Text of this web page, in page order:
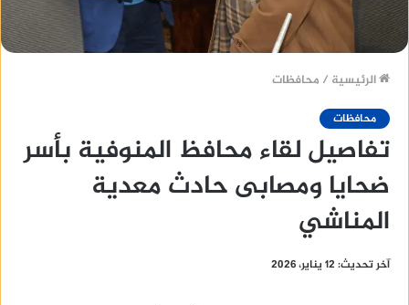
الرئيسية / محافظات
محافظات
تفاصيل لقاء محافظ المنوفية بأسر
ضحايا ومصابى حادث معدية
المناشي
آخر تحديث: 12 يناير، 2026